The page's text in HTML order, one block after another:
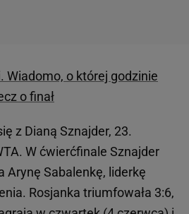
Wiadomo, o której godzinie
o finał
z Dianą Sznajder, 23.
W ćwierćfinale Sznajder
Arynę Sabalenkę, liderkę
Rosjanka triumfowała 3:6,